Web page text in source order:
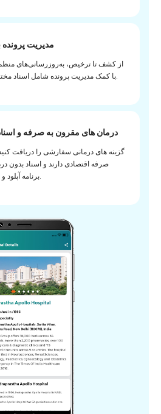
مدیریت پرونده
از کشف تا ترخیص، به‌روزرسانی‌های
با کمک مدیریت پرونده شامل اسناد مختلف دریافت کنید.
درمان های مقرون به صرفه و
گزینه های درمانی سفارشی را دریافت
صرفه اقتصادی دارند و اسناد بدون
برنامه آپلود و پردازش می‌کنند.